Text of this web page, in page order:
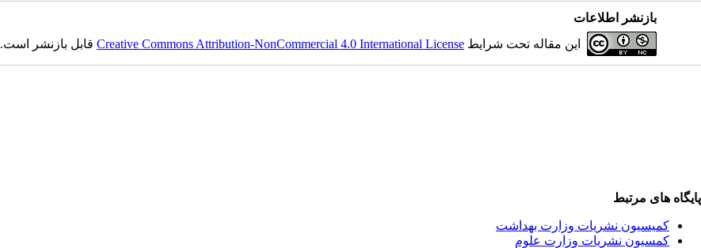
بازنشر اطلاعات
این مقاله تحت شرایط Creative Commons Attribution-NonCommercial 4.0 International Licenseقابل بازنشر است.
پایگاه های مرتبط
کمیسیون نشریات وزارت بهداشت
کمسیون نشریات وزارت علوم